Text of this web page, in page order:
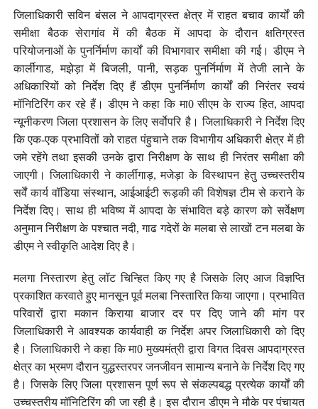
जिलाधिकारी सविन बंसल ने आपदाग्रस्त क्षेत्र में राहत बचाव कार्यों की
समीक्षा बैठक सेरागांव में की बैठक में आपदा के दौरान क्षतिग्रस्त
परियोजनाओं के पुनर्निर्माण कार्यों की विभागवार समीक्षा की गई। डीएम ने
कार्लीगाड, मझेड़ा में बिजली, पानी, सड़क पुनर्निर्माण में तेजी लाने के
अधिकारियों को निर्देश दिए हैं डीएम पुनर्निर्माण कार्यों की निरंतर स्वयं
मॉनिटिरिंग कर रहे हैं। डीएम ने कहा कि मा0 सीएम के राज्य हित, आपदा
न्यूनीकरण जिला प्रशासन के लिए सर्वाेपरि है। जिलाधिकारी ने निर्देश दिए
कि एक-एक प्रभावितों को राहत पंहुचाने तक विभागीय अधिकारी क्षेत्र में ही
जमे रहेंगे तथा इसकी उनके द्वारा निरीक्षण के साथ ही निरंतर समीक्षा की
जाएगी। जिलाधिकारी ने कार्लीगाड़, मजेड़ा के विस्थापन हेतु उच्चस्तरीय
सर्वें कार्य वॉडिया संस्थान, आईआईटी रूड़की की विशेषज्ञ टीम से कराने के
निर्देश दिए। साथ ही भविष्य में आपदा के संभावित बड़े कारण को सर्वेक्षण
अनुमान निरीक्षण के पश्चात नदी, गाढ गदेरों के मलबा से लाखों टन मलबा के
डीएम ने स्वीकृति आदेश दिए है।
मलगा निस्तारण हेतु लॉट चिन्हित किए गए है जिसके लिए आज विज्ञप्ति
प्रकाशित करवाते हुए मानसून पूर्व मलबा निस्तारित किया जाएगा। प्रभावित
परिवारों द्वारा मकान किराया बाजार दर पर दिए जाने की मांग पर
जिलाधिकारी ने आवश्यक कार्यवाही क निर्देश अपर जिलाधिकारी को दिए
है। जिलाधिकारी ने कहा कि मा0 मुख्यमंत्री द्वारा विगत दिवस आपदाग्रस्त
क्षेत्र का भ्रमण दौरान युद्धस्तरपर जनजीवन सामान्य बनाने के निर्देश दिए गए
है। जिसके लिए जिला प्रशासन पूर्ण रूप से संकल्पबद्ध प्रत्येक कार्यों की
उच्चस्तरीय मॉनिटिरिंग की जा रही है। इस दौरान डीएम ने मौके पर पंचायत